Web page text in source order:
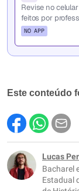
Revise no
feitos por
NO APP
Este conteúdo
Este
Este
Outro
Lucas
Bacharel
Estadual